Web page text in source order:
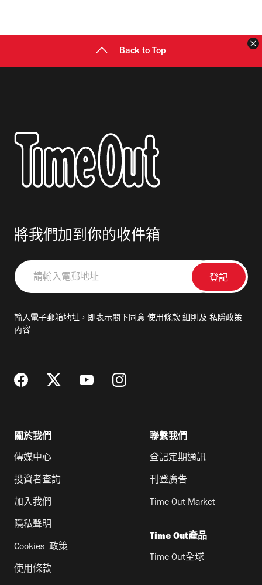
Back to Top
將我們加到你的收件箱
請
輸
郵
輸入電子郵箱地址，即表示閣下同意 使用條款 細則及 私隱政策
內容
關於我們
傳媒中心
投資者查詢
加入我們
隱私聲明
Cookies 政策
使用條款
聯繫我們
登記定期通訊
刊登廣告
Time Out Market
Time Out產品
Time Out全球